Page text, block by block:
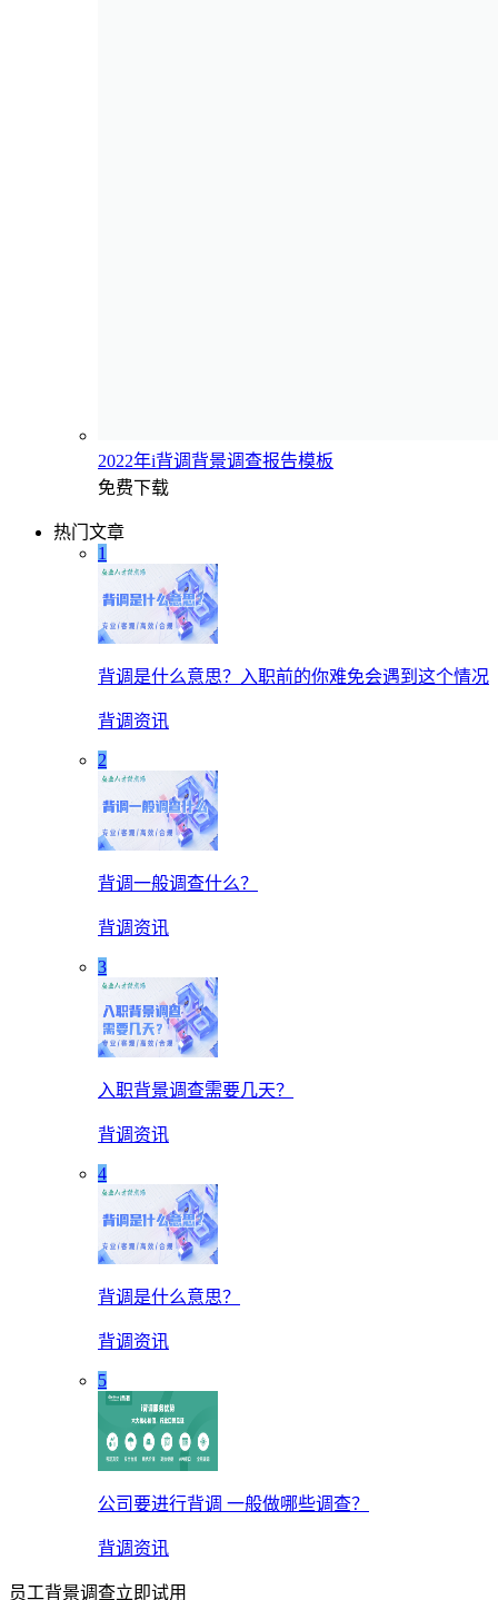
2022年i背调背景调查报告模板
免费下载
热门文章
1
背调是什么意思？入职前的你难免会遇到这个情况
背调资讯
2
背调一般调查什么？
背调资讯
3
入职背景调查需要几天？
背调资讯
4
背调是什么意思？
背调资讯
5
公司要进行背调 一般做哪些调查？
背调资讯
员工背景调查立即试用